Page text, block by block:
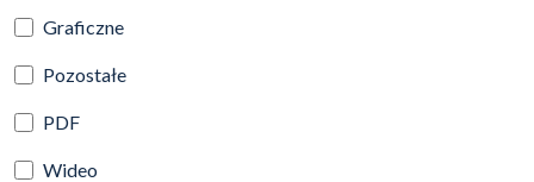
Graficzne
Pozostałe
PDF
Wideo